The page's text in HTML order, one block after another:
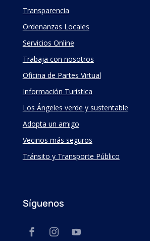
Transparencia
Ordenanzas Locales
Servicios Online
Trabaja con nosotros
Oficina de Partes Virtual
Información Turística
Los Ángeles verde y sustentable
Adopta un amigo
Vecinos más seguros
Tránsito y Transporte Público
Síguenos